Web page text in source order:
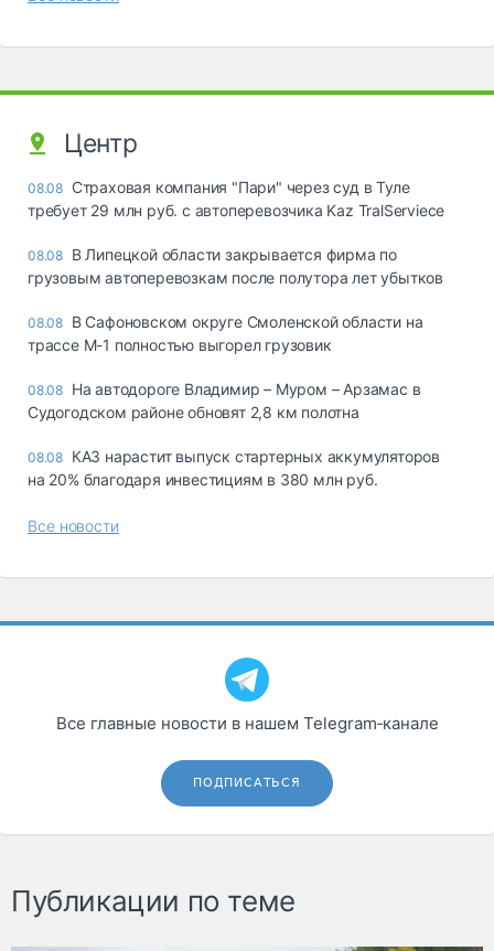
Центр
08.08 Страховая компания "Пари" через суд в Туле
требует 29 млн руб. с автоперевозчика Kaz TralServiece
08.08 В Липецкой области закрывается фирма по
грузовым автоперевозкам после полутора лет убытков
08.08 В Сафоновском округе Смоленской области на
трассе М-1 полностью выгорел грузовик
08.08 На автодороге Владимир – Муром – Арзамас в
Судогодском районе обновят 2,8 км полотна
08.08 КАЗ нарастит выпуск стартерных аккумуляторов
на 20% благодаря инвестициям в 380 млн руб.
Все новости
Все главные новости в нашем Telegram‑канале
ПОДПИСАТЬСЯ
Публикации по теме